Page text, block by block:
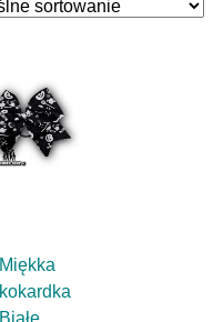
Miękka
kokardka
Białe